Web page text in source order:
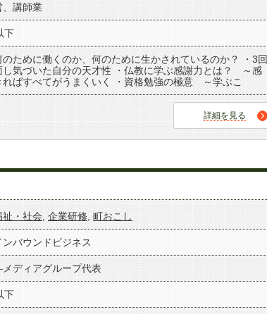
、講師業
下
のために働くのか、何のために生かされているのか？ ・3回
し気づいた自分の天才性 ・仏教に学ぶ感謝力とは？ ～感
ればすべてがうまくいく ・資格勉強の極意 ～学ぶこ
詳細を見る
祉・社会 企業研修 町おこし
バウンドビジネス
ディアグループ代表
下